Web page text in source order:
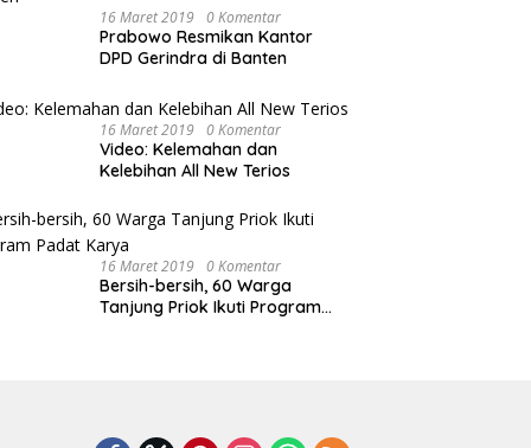
16 Maret 2019 0 Komentar
Prabowo Resmikan Kantor
DPD Gerindra di Banten
16 Maret 2019 0 Komentar
Video: Kelemahan dan
Kelebihan All New Terios
16 Maret 2019 0 Komentar
Bersih-bersih, 60 Warga
Tanjung Priok Ikuti Program